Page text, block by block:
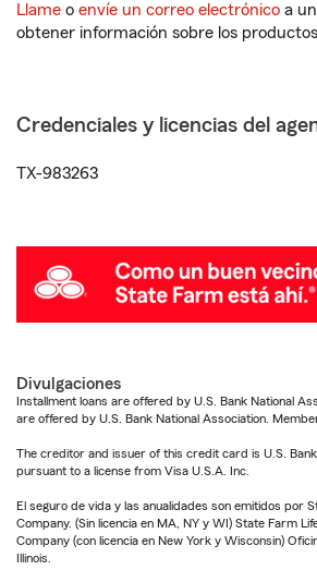
Llame o envíe un correo electrónico a
obtener información sobre los
Credenciales y licencias del
TX-983263
Divulgaciones
Installment loans are offered by U.S. Bank National
are offered by U.S. Bank National Association.
The creditor and issuer of this credit card is U.S. Bank
pursuant to a license from Visa U.S.A. Inc.
El seguro de vida y las anualidades son emitidos por
Company. (Sin licencia en MA, NY y WI) State Farm
Company (con licencia en New York y Wisconsin)
Illinois.